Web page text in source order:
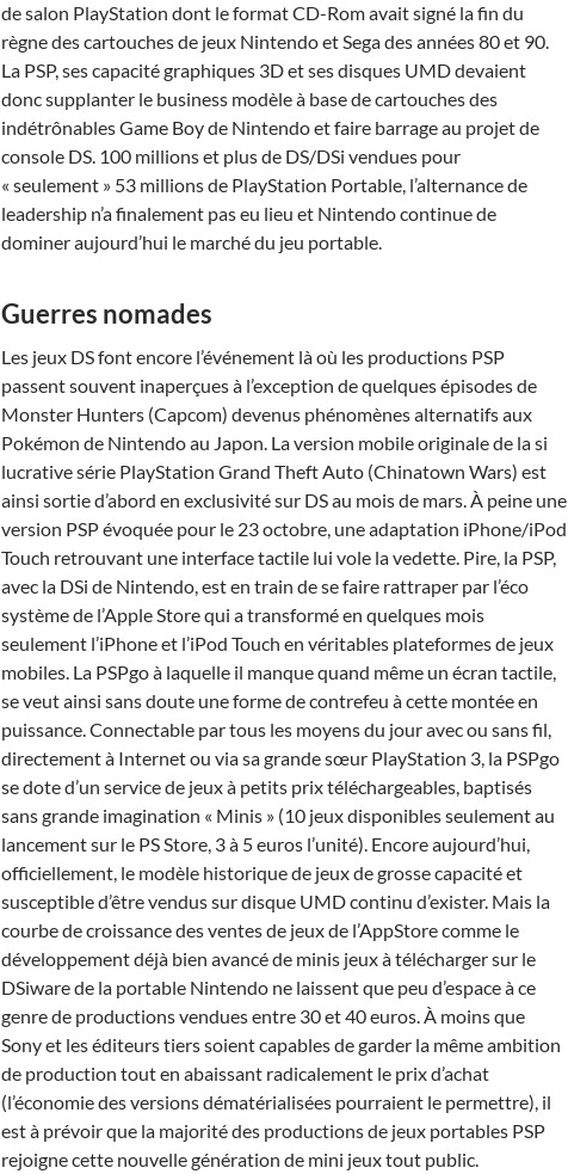
de salon PlayStation dont le format CD-Rom avait signé la fin du
règne des cartouches de jeux Nintendo et Sega des années 80 et 90.
La PSP, ses capacité graphiques 3D et ses disques UMD devaient
donc supplanter le business modèle à base de cartouches des
indétrônables Game Boy de Nintendo et faire barrage au projet de
console DS. 100 millions et plus de DS/DSi vendues pour
« seulement » 53 millions de PlayStation Portable, l’alternance de
leadership n’a finalement pas eu lieu et Nintendo continue de
dominer aujourd’hui le marché du jeu portable.
Guerres nomades
Les jeux DS font encore l’événement là où les productions PSP
passent souvent inaperçues à l’exception de quelques épisodes de
Monster Hunters (Capcom) devenus phénomènes alternatifs aux
Pokémon de Nintendo au Japon. La version mobile originale de la si
lucrative série PlayStation Grand Theft Auto (Chinatown Wars) est
ainsi sortie d’abord en exclusivité sur DS au mois de mars. À peine une
version PSP évoquée pour le 23 octobre, une adaptation iPhone/iPod
Touch retrouvant une interface tactile lui vole la vedette. Pire, la PSP,
avec la DSi de Nintendo, est en train de se faire rattraper par l’éco
système de l’Apple Store qui a transformé en quelques mois
seulement l’iPhone et l’iPod Touch en véritables plateformes de jeux
mobiles. La PSPgo à laquelle il manque quand même un écran tactile,
se veut ainsi sans doute une forme de contrefeu à cette montée en
puissance. Connectable par tous les moyens du jour avec ou sans fil,
directement à Internet ou via sa grande sœur PlayStation 3, la PSPgo
se dote d’un service de jeux à petits prix téléchargeables, baptisés
sans grande imagination « Minis » (10 jeux disponibles seulement au
lancement sur le PS Store, 3 à 5 euros l’unité). Encore aujourd’hui,
officiellement, le modèle historique de jeux de grosse capacité et
susceptible d’être vendus sur disque UMD continu d’exister. Mais la
courbe de croissance des ventes de jeux de l’AppStore comme le
développement déjà bien avancé de minis jeux à télécharger sur le
DSiware de la portable Nintendo ne laissent que peu d’espace à ce
genre de productions vendues entre 30 et 40 euros. À moins que
Sony et les éditeurs tiers soient capables de garder la même ambition
de production tout en abaissant radicalement le prix d’achat
(l’économie des versions dématérialisées pourraient le permettre), il
est à prévoir que la majorité des productions de jeux portables PSP
rejoigne cette nouvelle génération de mini jeux tout public.